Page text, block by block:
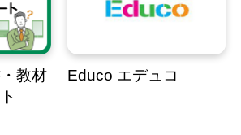
教材
Educo エデュコ